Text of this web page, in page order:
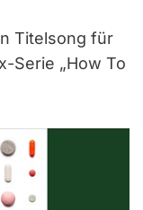
Titelsong für
Serie „How To